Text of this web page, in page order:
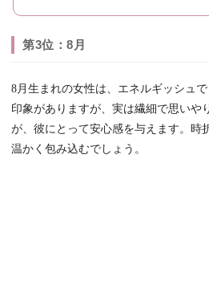
第3位：8月
8月生まれの女性は、エネルギッシュ
印象がありますが、実は繊細で思いや
が、彼にとって安心感を与えます。時
温かく包み込むでしょう。